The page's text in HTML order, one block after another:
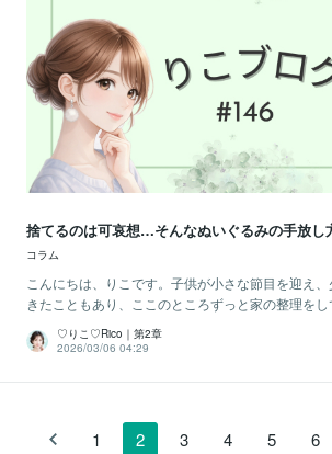
捨てるのは可哀想…そんなぬいぐるみの手放し
コラム
こんにちは、りこです。子供が小さな節目を迎え
きたこともあり、ここのところずっと家の整理をし
♡りこ♡Rico｜第2章
2026/03/06 04:29
1 2 3 4 5 6